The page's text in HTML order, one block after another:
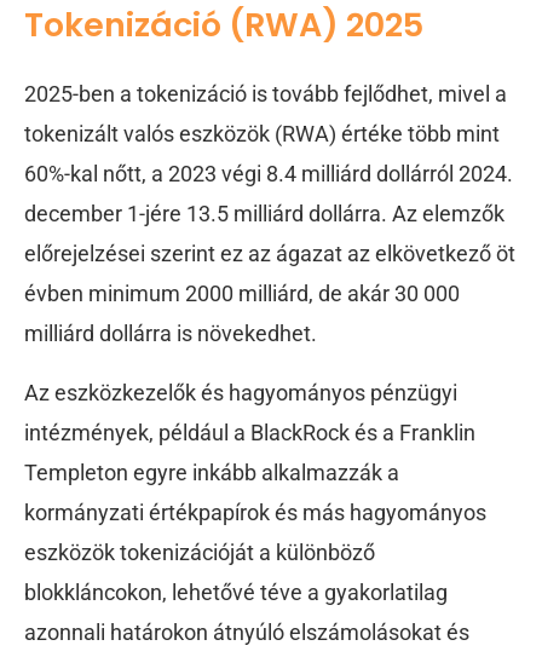
Tokenizáció (RWA) 2025
2025-ben a tokenizáció is tovább fejlődhet, mivel a
tokenizált valós eszközök (RWA) értéke több mint
60%-kal nőtt, a 2023 végi 8.4 milliárd dollárról 2024.
december 1-jére 13.5 milliárd dollárra. Az elemzők
előrejelzései szerint ez az ágazat az elkövetkező öt
évben minimum 2000 milliárd, de akár 30 000
milliárd dollárra is növekedhet.
Az eszközkezelők és hagyományos pénzügyi
intézmények, például a BlackRock és a Franklin
Templeton egyre inkább alkalmazzák a
kormányzati értékpapírok és más hagyományos
eszközök tokenizációját a különböző
blokkláncokon, lehetővé téve a gyakorlatilag
azonnali határokon átnyúló elszámolásokat és